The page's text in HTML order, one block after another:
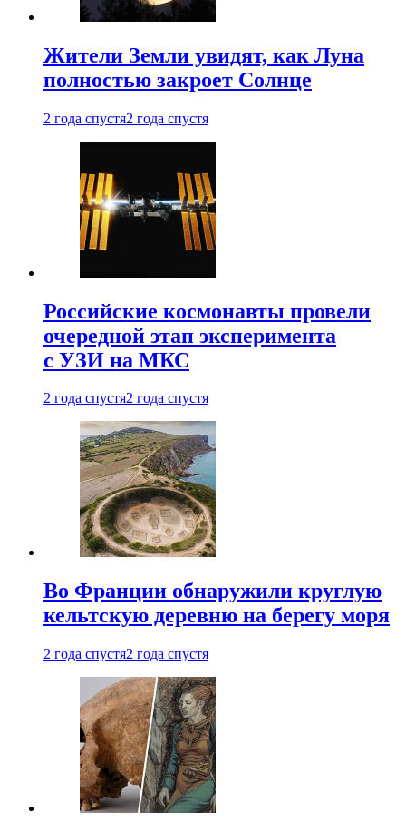
Жители Земли увидят, как Луна
полностью закроет Солнце
2 года спустя2 года спустя
Российские космонавты провели
очередной этап эксперимента
с УЗИ на МКС
2 года спустя2 года спустя
Во Франции обнаружили круглую
кельтскую деревню на берегу моря
2 года спустя2 года спустя